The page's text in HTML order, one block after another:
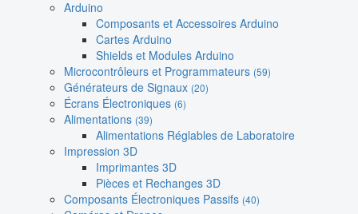
Arduino
Composants et Accessoires Arduino
Cartes Arduino
Shields et Modules Arduino
Microcontrôleurs et Programmateurs (59)
Générateurs de Signaux (20)
Écrans Électroniques (6)
Alimentations (39)
Alimentations Réglables de Laboratoire
Impression 3D
Imprimantes 3D
Pièces et Rechanges 3D
Composants Électroniques Passifs (40)